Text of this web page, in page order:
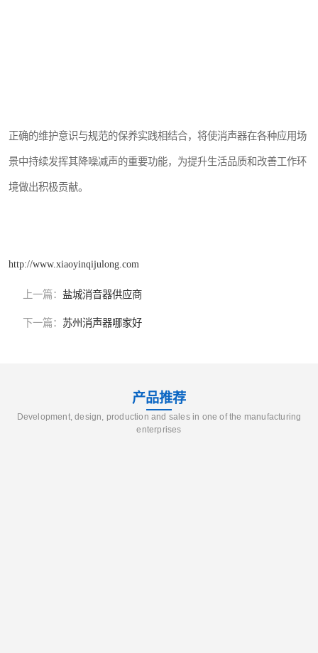
正确的维护意识与规范的保养实践相结合，将使消声器在各种应用场
景中持续发挥其降噪减声的重要功能，为提升生活品质和改善工作环
境做出积极贡献。
http://www.xiaoyinqijulong.com
上一篇： 盐城消音器供应商
下一篇： 苏州消声器哪家好
产品推荐
Development, design, production and sales in one of the manufacturing
enterprises